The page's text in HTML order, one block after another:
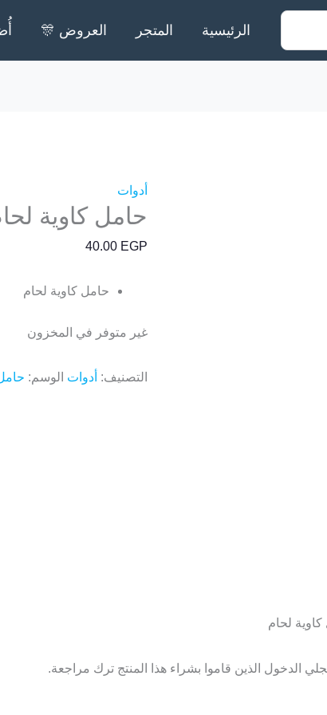
الرئيسية المتجر العروض 🎊
أدوات
حامل كاوية
40.00 EGP
حامل كاوية لحام
غير متوفر في المخزون
التصنيف: أدوات الوسم:
لحام
الدخول الذين قاموا بشراء هذا المنتج ترك مراجعة.